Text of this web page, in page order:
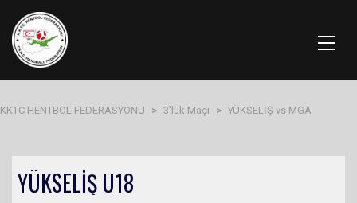
KKTC HENTBOL FEDERASYONU > 3'lük Maçı > YÜKSELİŞ vs MGA
YÜKSELİŞ U18